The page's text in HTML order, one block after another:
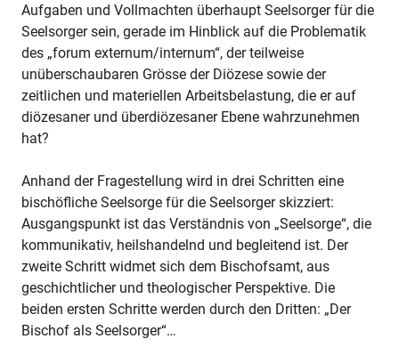
Aufgaben und Vollmachten überhaupt Seelsorger für die
Seelsorger sein, gerade im Hinblick auf die Problematik
des „forum externum/internum“, der teilweise
unüberschaubaren Grösse der Diözese sowie der
zeitlichen und materiellen Arbeitsbelastung, die er auf
diözesaner und überdiözesaner Ebene wahrzunehmen
hat?
Anhand der Fragestellung wird in drei Schritten eine
bischöfliche Seelsorge für die Seelsorger skizziert:
Ausgangspunkt ist das Verständnis von „Seelsorge“, die
kommunikativ, heilshandelnd und begleitend ist. Der
zweite Schritt widmet sich dem Bischofsamt, aus
geschichtlicher und theologischer Perspektive. Die
beiden ersten Schritte werden durch den Dritten: „Der
Bischof als Seelsorger“…